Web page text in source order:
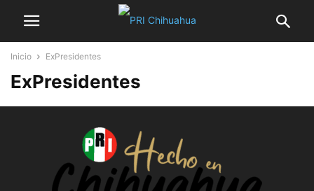
Inicio ExPresidentes
ExPresidentes